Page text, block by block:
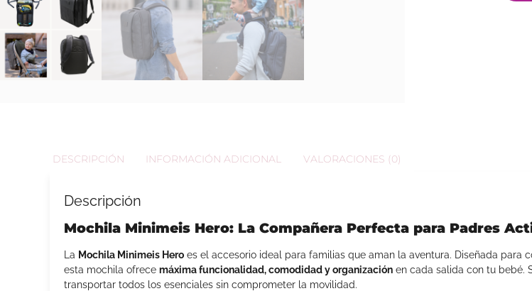
DESCRIPCIÓN INFORMACIÓN ADICIONAL VALORACIONES (0)
Descripción
Mochila Minimeis Hero: La Compañera Perfecta para Padres
La Mochila Minimeis Hero es el accesorio ideal para familias que aman la aventura. Diseñada para
esta mochila ofrece máxima funcionalidad, comodidad y organización en cada salida con tu bebé.
transportar todos los esenciales sin comprometer la movilidad.